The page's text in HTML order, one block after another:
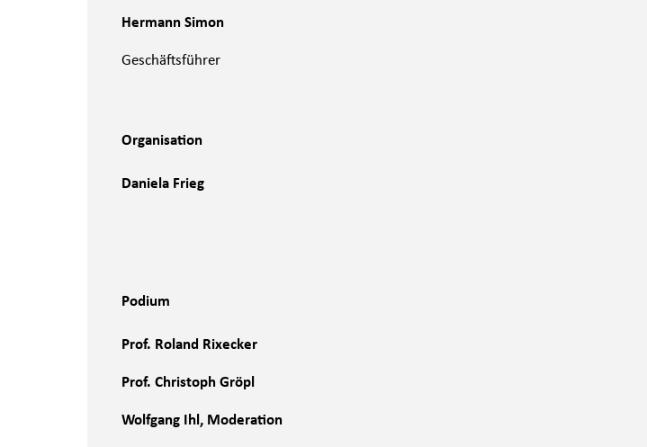
Hermann Simon
Geschäftsführer
Organisation
Daniela Frieg
Podium
Prof. Roland Rixecker
Prof. Christoph Gröpl
Wolfgang Ihl, Moderation